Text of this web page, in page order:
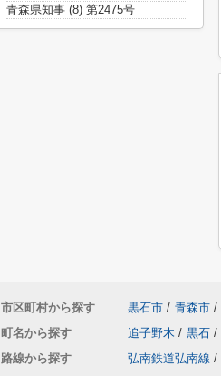
青森県知事 (8) 第2475号
市区町村から探す 黒石市 / 青森市 /
町名から探す
追子野木 / 黒石 /
路線から探す
弘南鉄道弘南線 /